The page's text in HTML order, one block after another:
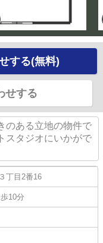
する(無料)
せする
のある立地の物件で
スタジオにいかがで
３丁目2番16
10分